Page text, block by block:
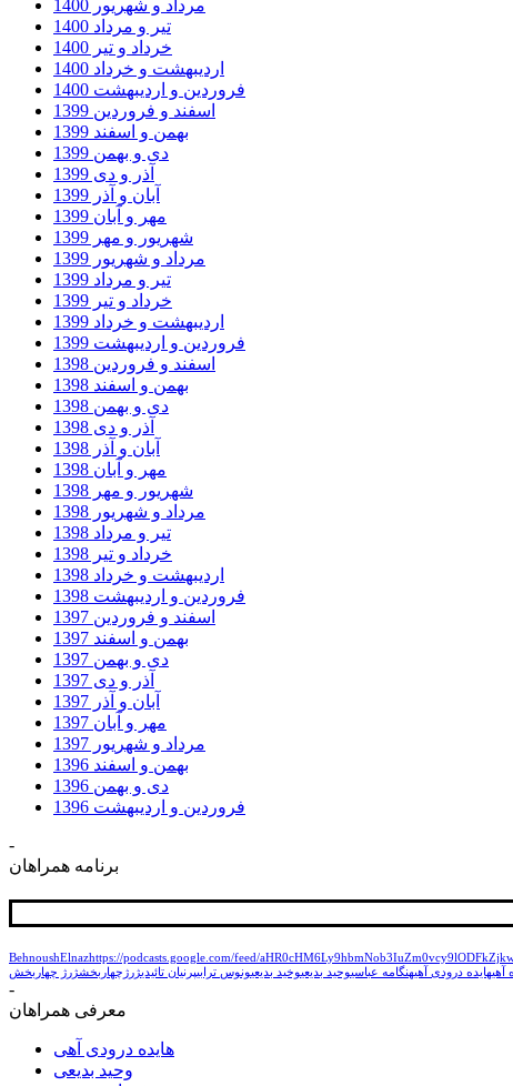
مرداد و شهریور 1400
تیر و مرداد 1400
خرداد و تیر 1400
اردیبهشت و خرداد 1400
فروردین و اردیبهشت 1400
اسفند و فروردین 1399
بهمن و اسفند 1399
دی و بهمن 1399
آذر و دی 1399
آبان و آذر 1399
مهر و آبان 1399
شهریور و مهر 1399
مرداد و شهریور 1399
تیر و مرداد 1399
خرداد و تیر 1399
اردیبهشت و خرداد 1399
فروردین و اردیبهشت 1399
اسفند و فروردین 1398
بهمن و اسفند 1398
دی و بهمن 1398
آذر و دی 1398
آبان و آذر 1398
مهر و آبان 1398
شهریور و مهر 1398
مرداد و شهریور 1398
تیر و مرداد 1398
خرداد و تیر 1398
اردیبهشت و خرداد 1398
فروردین و اردیبهشت 1398
اسفند و فروردین 1397
بهمن و اسفند 1397
دی و بهمن 1397
آذر و دی 1397
آبان و آذر 1397
مهر و آبان 1397
مرداد و شهریور 1397
بهمن و اسفند 1396
دی و بهمن 1396
فروردین و اردیبهشت 1396
-
برنامه همراهان
BehnoushElnazhttps://podcasts.google.com/feed/
آهیهایده درودی آهیهنگامه عباسیوحید بدیعیوخید بدیعیونوس ترابیپرنیان تائیدیژرژچهاربخشژرژ چهاربخش
-
معرفی همراهان
هایده درودی آهی
وحید بدیعی